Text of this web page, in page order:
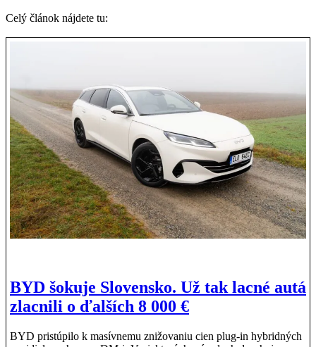
Celý článok nájdete tu:
BYD šokuje Slovensko. Už tak lacné autá
zlacnili o ďalších 8 000 €
BYD pristúpilo k masívnemu znižovaniu cien plug-in hybridných